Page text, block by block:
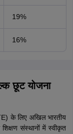
19%
16%
छूट योजना
के लिए अखिल भारतीय
संस्थानों में स्वीकृत